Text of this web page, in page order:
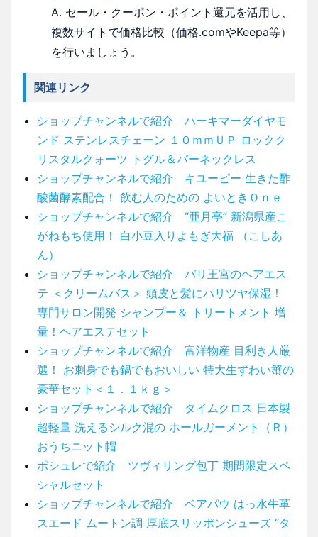
A. セール・クーポン・ポイント還元を活用し、
複数サイトで価格比較（価格.comやKeepa等）
を行いましょう。
関連リンク
ショップチャンネルで紹介 ハーキマーダイヤモ
ンド ステンレスチェーン １０ｍｍＵＰ ロックク
リスタルクォーツ トグル＆バーネックレス
ショップチャンネルで紹介 キユーピー 生きた酢
酸菌酵素配合！ 飲む人のための よいときＯｎｅ
ショップチャンネルで紹介 “亜月亭” 新潟県産こ
がねもち使用！ 白小豆入りよもぎ大福 （こしあ
ん）
ショップチャンネルで紹介 バリ王宮のヘアエス
テ ＜クリームバス＞ 頭皮と髪にハリツヤ保湿！
専門サロン開発 シャンプー＆ トリートメント 増
量！ヘアエステセット
ショップチャンネルで紹介 富洋物産 目利き人厳
選！ お刺身でも鍋でもおいしい 特大生ずわい蟹の
豪華セット＜１．１ｋｇ＞
ショップチャンネルで紹介 タイムクロス 日本製
超軽量 洗えるシルク混の ホールガーメント（Ｒ）
おうちニット帽
ポシュレで紹介 ツヴィリング包丁 期間限定スペ
シャルセット
ショップチャンネルで紹介 ベアパウ はっ水牛革
スエード ムートン調 厚底スリッポンシューズ “タ